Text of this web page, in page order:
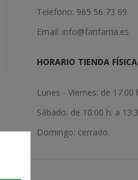
Teléfono: 965 56 73 69
Email: info@fanfarria.es
HORARIO TIENDA FÍSICA
Lunes - Viernes: de 17:00
Sábado: de 10:00 h. a
Domingo: cerrado.